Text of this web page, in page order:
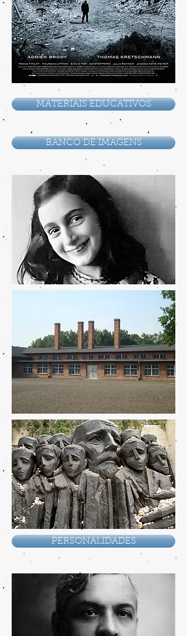
MATERIAIS EDUCATIVOS
BANCO DE IMAGENS
PERSONALIDADES